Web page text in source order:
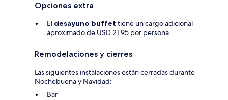
Opciones extra
El desayuno buffet tiene un cargo adicional
aproximado de USD 21.95 por persona
Remodelaciones y cierres
Las siguientes instalaciones están cerradas durante
Nochebuena y Navidad:
Bar